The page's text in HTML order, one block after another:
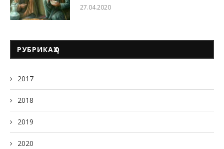
27.04.2020
РУБРИКАҲО
2017
2018
2019
2020